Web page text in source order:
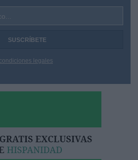
condiciones legales